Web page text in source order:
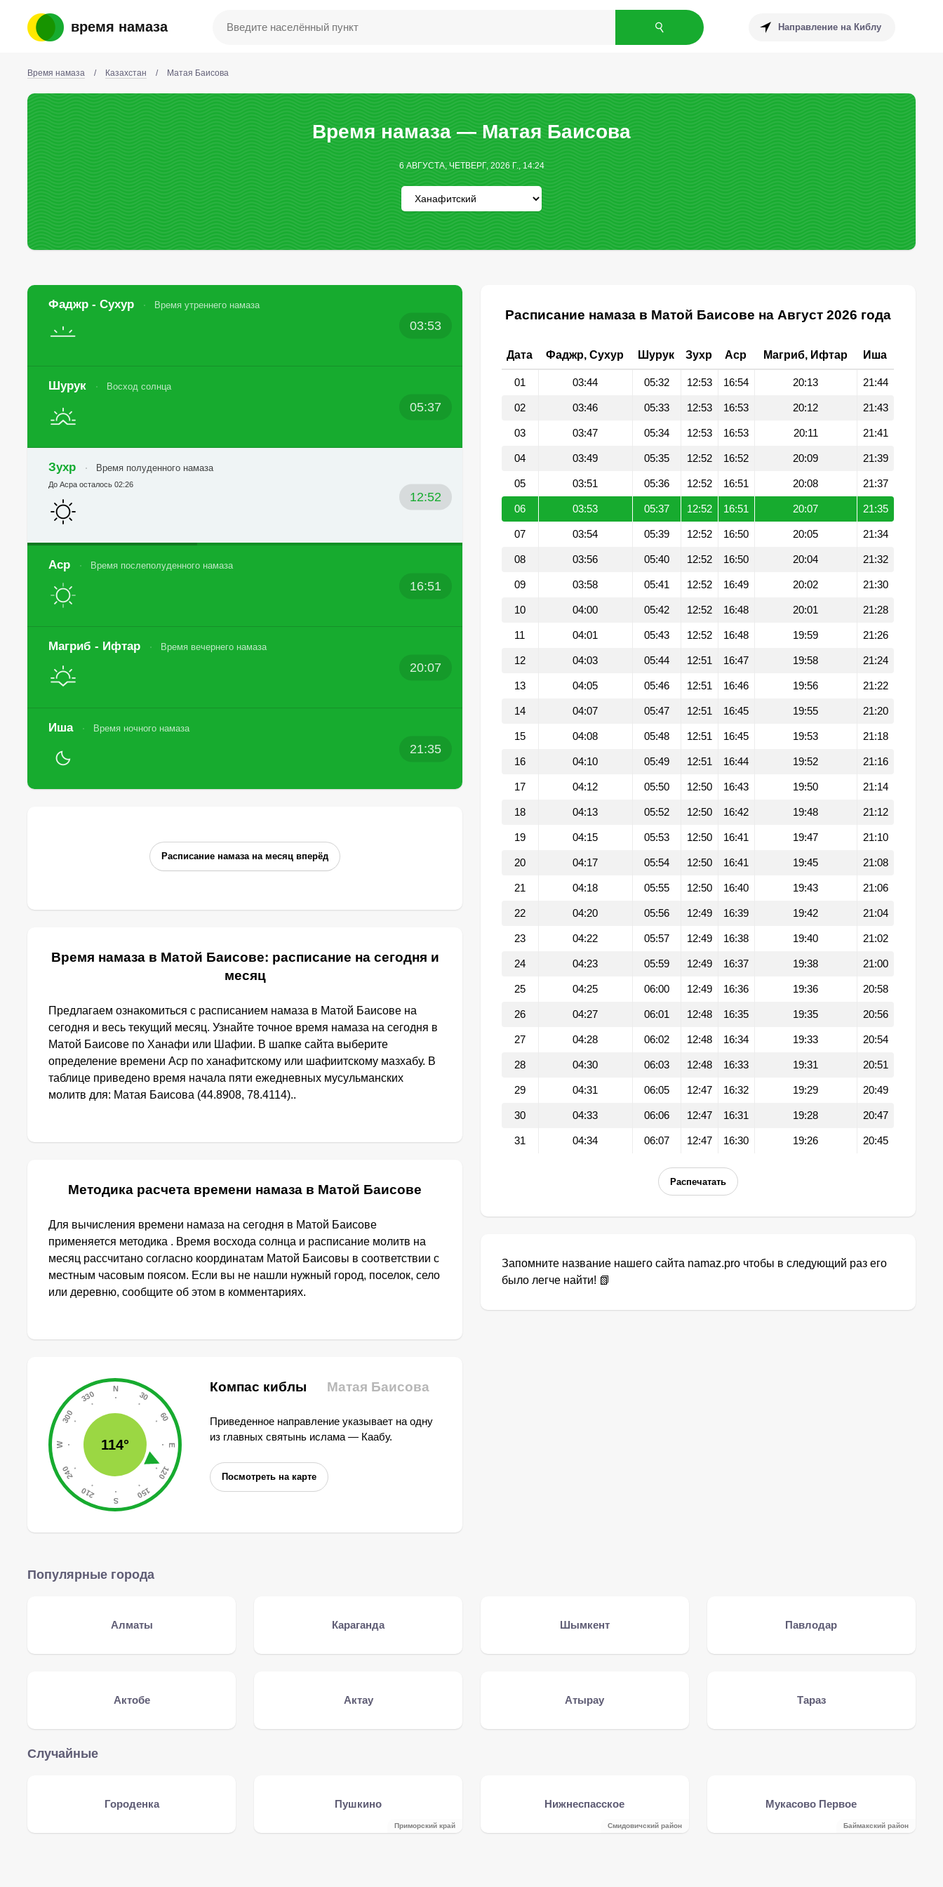
время намаза Направление на Киблу
Время намаза / Казахстан / Матая Баисова
Время намаза — Матая Баисова
6 АВГУСТА, ЧЕТВЕРГ, 2026 Г., 14:24
Фаджр - Сухур Время утреннего намаза
03:53
Шурук Восход солнца
05:37
Зухр Время полуденного намаза
12:52
До Асра осталось 02:26
Аср Время послеполуденного намаза
16:51
Магриб - Ифтар Время вечернего намаза
20:07
Иша Время ночного намаза
21:35
Расписание намаза на месяц вперёд
Время намаза в Матой Баисове: расписание на сегодня и
месяц
Предлагаем ознакомиться с расписанием намаза в Матой Баисове на
сегодня и весь текущий месяц. Узнайте точное время намаза на сегодня в
Матой Баисове по Ханафи или Шафии. В шапке сайта выберите
определение времени Аср по ханафитскому или шафиитскому мазхабу. В
таблице приведено время начала пяти ежедневных мусульманских
молитв для: Матая Баисова (44.8908, 78.4114)..
Методика расчета времени намаза в Матой Баисове
Для вычисления времени намаза на сегодня в Матой Баисове
применяется методика . Время восхода солнца и расписание молитв на
месяц рассчитано согласно координатам Матой Баисовы в соответствии с
местным часовым поясом. Если вы не нашли нужный город, поселок, село
или деревню, сообщите об этом в комментариях.
114°
Компас киблы Матая Баисова
Приведенное направление указывает на одну
из главных святынь ислама — Каабу.
Посмотреть на карте
Расписание намаза в Матой Баисове на Август 2026 года
Дата Фаджр, Сухур Шурук Зухр Аср Магриб, Ифтар Иша
01 03:44 05:32 12:53 16:54 20:13 21:44
02 03:46 05:33 12:53 16:53 20:12 21:43
03 03:47 05:34 12:53 16:53 20:11 21:41
04 03:49 05:35 12:52 16:52 20:09 21:39
05 03:51 05:36 12:52 16:51 20:08 21:37
06 03:53 05:37 12:52 16:51 20:07 21:35
07 03:54 05:39 12:52 16:50 20:05 21:34
08 03:56 05:40 12:52 16:50 20:04 21:32
09 03:58 05:41 12:52 16:49 20:02 21:30
10 04:00 05:42 12:52 16:48 20:01 21:28
11 04:01 05:43 12:52 16:48 19:59 21:26
12 04:03 05:44 12:51 16:47 19:58 21:24
13 04:05 05:46 12:51 16:46 19:56 21:22
14 04:07 05:47 12:51 16:45 19:55 21:20
15 04:08 05:48 12:51 16:45 19:53 21:18
16 04:10 05:49 12:51 16:44 19:52 21:16
17 04:12 05:50 12:50 16:43 19:50 21:14
18 04:13 05:52 12:50 16:42 19:48 21:12
19 04:15 05:53 12:50 16:41 19:47 21:10
20 04:17 05:54 12:50 16:41 19:45 21:08
21 04:18 05:55 12:50 16:40 19:43 21:06
22 04:20 05:56 12:49 16:39 19:42 21:04
23 04:22 05:57 12:49 16:38 19:40 21:02
24 04:23 05:59 12:49 16:37 19:38 21:00
25 04:25 06:00 12:49 16:36 19:36 20:58
26 04:27 06:01 12:48 16:35 19:35 20:56
27 04:28 06:02 12:48 16:34 19:33 20:54
28 04:30 06:03 12:48 16:33 19:31 20:51
29 04:31 06:05 12:47 16:32 19:29 20:49
30 04:33 06:06 12:47 16:31 19:28 20:47
31 04:34 06:07 12:47 16:30 19:26 20:45
Распечатать
Запомните название нашего сайта namaz.pro чтобы в следующий раз его
было легче найти! 📗
Популярные города
Алматы Караганда Шымкент Павлодар
Актобе Актау Атырау Тараз
Случайные
Городенка Пушкино
Приморский край
Нижнеспасское
Смидовичский район
Мукасово Первое
Баймакский район